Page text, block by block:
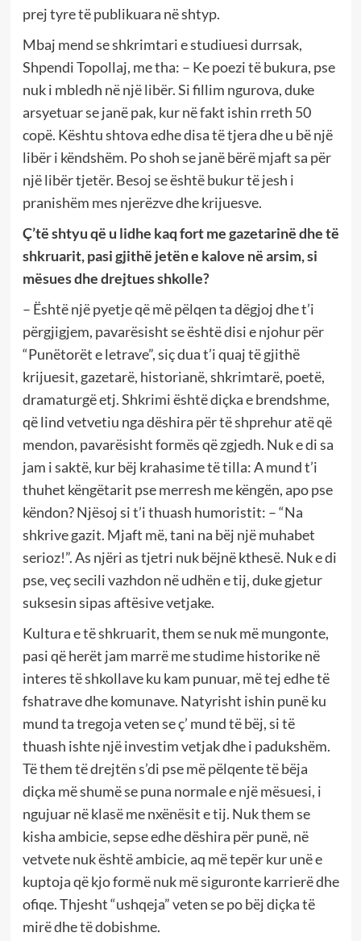
prej tyre të publikuara në shtyp.
Mbaj mend se shkrimtari e studiuesi durrsak,
Shpendi Topollaj, me tha: – Ke poezi të bukura, pse
nuk i mbledh në një libër. Si fillim ngurova, duke
arsyetuar se janë pak, kur në fakt ishin rreth 50
copë. Kështu shtova edhe disa të tjera dhe u bë një
libër i këndshëm. Po shoh se janë bërë mjaft sa për
një libër tjetër. Besoj se është bukur të jesh i
pranishëm mes njerëzve dhe krijuesve.
Ç’të shtyu që u lidhe kaq fort me gazetarinë dhe të
shkruarit, pasi gjithë jetën e kalove në arsim, si
mësues dhe drejtues shkolle?
– Është një pyetje që më pëlqen ta dëgjoj dhe t’i
përgjigjem, pavarësisht se është disi e njohur për
“Punëtorët e letrave”, siç dua t’i quaj të gjithë
krijuesit, gazetarë, historianë, shkrimtarë, poetë,
dramaturgë etj. Shkrimi është diçka e brendshme,
që lind vetvetiu nga dëshira për të shprehur atë që
mendon, pavarësisht formës që zgjedh. Nuk e di sa
jam i saktë, kur bëj krahasime të tilla: A mund t’i
thuhet këngëtarit pse merresh me këngën, apo pse
këndon? Njësoj si t’i thuash humoristit: – “Na
shkrive gazit. Mjaft më, tani na bëj një muhabet
serioz!”. As njëri as tjetri nuk bëjnë kthesë. Nuk e di
pse, veç secili vazhdon në udhën e tij, duke gjetur
suksesin sipas aftësive vetjake.
Kultura e të shkruarit, them se nuk më mungonte,
pasi që herët jam marrë me studime historike në
interes të shkollave ku kam punuar, më tej edhe të
fshatrave dhe komunave. Natyrisht ishin punë ku
mund ta tregoja veten se ç’ mund të bëj, si të
thuash ishte një investim vetjak dhe i padukshëm.
Të them të drejtën s’di pse më pëlqente të bëja
diçka më shumë se puna normale e një mësuesi, i
ngujuar në klasë me nxënësit e tij. Nuk them se
kisha ambicie, sepse edhe dëshira për punë, në
vetvete nuk është ambicie, aq më tepër kur unë e
kuptoja që kjo formë nuk më siguronte karrierë dhe
ofiqe. Thjesht “ushqeja” veten se po bëj diçka të
mirë dhe të dobishme.